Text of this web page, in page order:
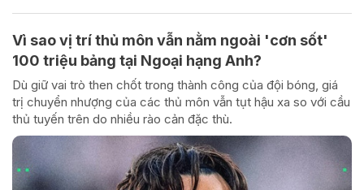
Vì sao vị trí thủ môn vẫn nằm ngoài 'cơn sốt'
100 triệu bảng tại Ngoại hạng Anh?
Dù giữ vai trò then chốt trong thành công của đội bóng, giá
trị chuyển nhượng của các thủ môn vẫn tụt hậu xa so với cầu
thủ tuyến trên do nhiều rào cản đặc thù.